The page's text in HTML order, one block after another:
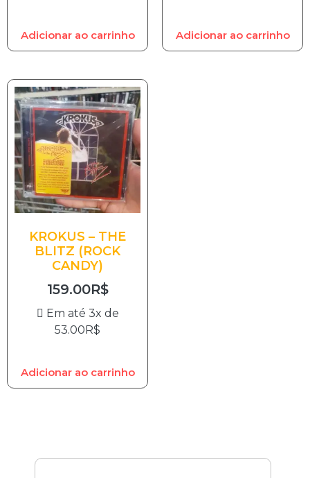
Adicionar ao carrinho Adicionar ao carrinho
KROKUS – THE
BLITZ (ROCK
CANDY)
159.00R$
Em até 3x de
53.00R$
Adicionar ao carrinho